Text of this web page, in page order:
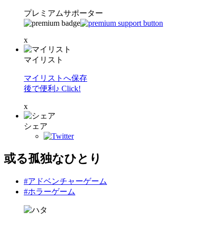
プレミアムサポーター
x
マイリスト
マイリストへ保存
後で便利♪ Click!
x
シェア
或る孤独なひとり
#アドベンチャーゲーム
#ホラーゲーム